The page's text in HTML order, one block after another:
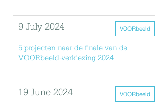
VOORbeeld
9 July 2024
5 projecten naar de finale van de
VOORbeeld-verkiezing 2024
VOORbeeld
19 June 2024